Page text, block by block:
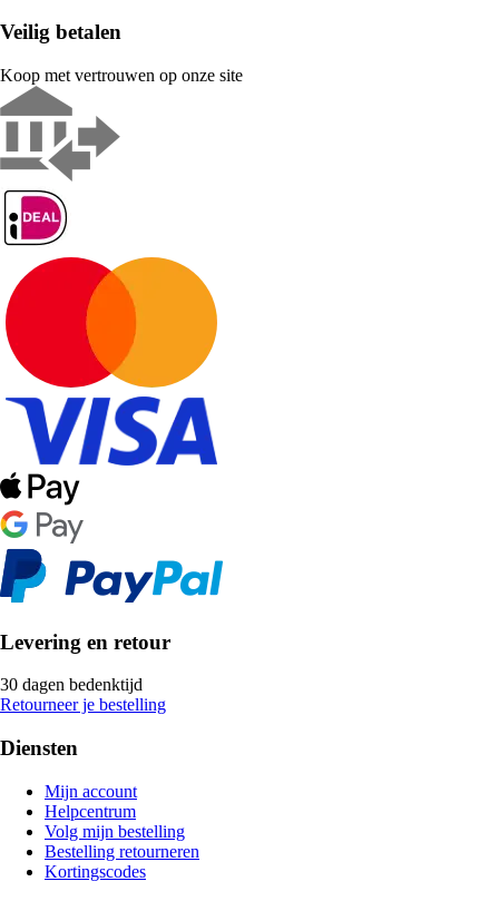
Veilig betalen
Koop met vertrouwen op onze site
Levering en retour
30 dagen bedenktijd
Retourneer je bestelling
Diensten
Mijn account
Helpcentrum
Volg mijn bestelling
Bestelling retourneren
Kortingscodes